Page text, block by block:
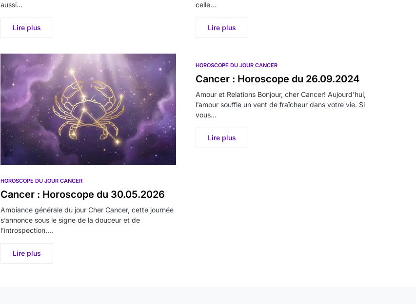
aussi…
Lire plus
celle…
Lire plus
HOROSCOPE DU JOUR CANCER
Cancer : Horoscope du 30.05.2026
Ambiance générale du jour Cher Cancer, cette journée
s’annonce sous le signe de la douceur et de
l’introspection.…
Lire plus
HOROSCOPE DU JOUR CANCER
Cancer : Horoscope du 26.09.2024
Amour et Relations Bonjour, cher Cancer! Aujourd’hui,
l’amour souffle un vent de fraîcheur dans votre vie. Si
vous…
Lire plus